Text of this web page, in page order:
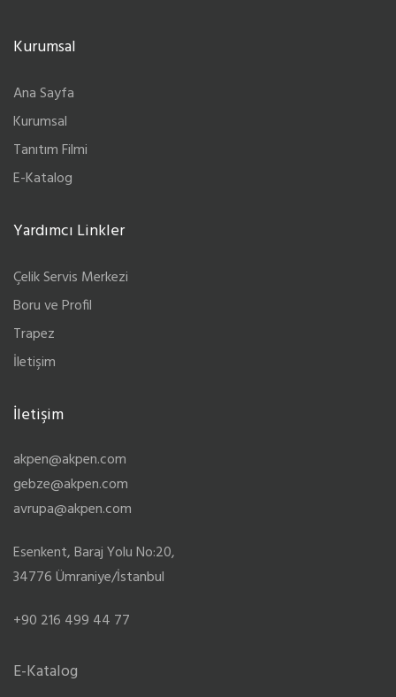
Kurumsal
Ana Sayfa
Kurumsal
Tanıtım Filmi
E-Katalog
Yardımcı Linkler
Çelik Servis Merkezi
Boru ve Profil
Trapez
İletişim
İletişim
akpen@akpen.com
gebze@akpen.com
avrupa@akpen.com
Esenkent, Baraj Yolu No:20,
34776 Ümraniye/İstanbul
+90 216 499 44 77
E-Katalog